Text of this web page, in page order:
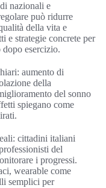
nazionali e
può ridurre
della vita e
e strategie concrete per
dopo esercizio.
aumento di
della
del sonno
spiegano come
cittadini italiani
del
i progressi.
wearable come
semplici per